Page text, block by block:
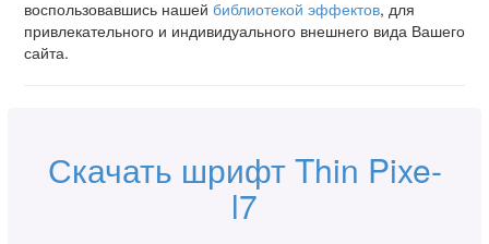
воспользовавшись нашей библиотекой эффектов, для
привлекательного и индивидуального внешнего вида Вашего
сайта.
Скачать шрифт Thin Pixe-
l7